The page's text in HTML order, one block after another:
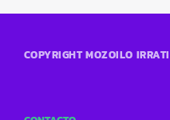
COPYRIGHT MOZOILO